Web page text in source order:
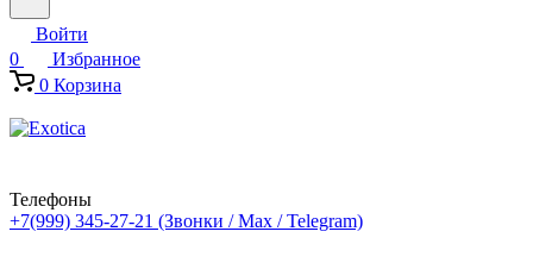
Войти
0
Избранное
0 Корзина
Телефоны
+7(999) 345-27-21 (Звонки / Max / Telegram)